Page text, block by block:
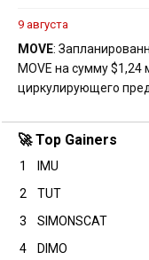
9 августа
MOVE:
MOVE на сумму $1,24
циркулирующего
🚀 Top Gainers
1 IMU
2
TUT
3
SIMONSCAT
4
DIMO